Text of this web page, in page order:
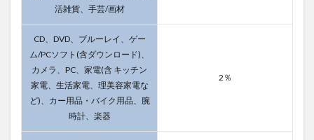
活雑貨、手芸/画材
CD、DVD、ブルーレイ、ゲー
ム/PCソフト(含ダウンロード)、
カメラ、PC、家電(含 キッチン
家電、生活家電、理美容家電な
ど)、カー用品・バイク用品、腕
時計、楽器
2％